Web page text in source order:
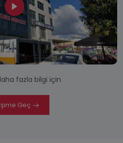
fazla bilgi için
Geç